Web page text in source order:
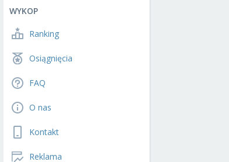
WYKOP
Ranking
Osiągnięcia
FAQ
O nas
Kontakt
Reklama